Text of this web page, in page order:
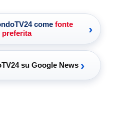
come fonte
preferita
›
su Google News ›